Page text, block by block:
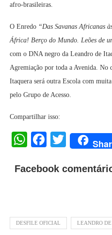
afro-brasileiras.
O Enredo “Das Savanas Africanas
África! Berço do Mundo. Leões de
com o DNA negro da Leandro de
Agremiação por toda a Avenida. No
Itaquera será outra Escola com
pelo Grupo de Acesso.
Compartilhar isso:
WhatsApp
Facebook
Twitter
Facebook
DESFILE OFICIAL LEANDRO